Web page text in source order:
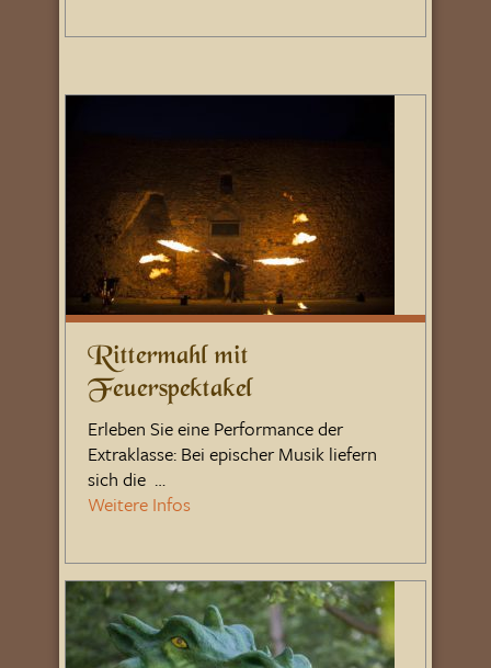
Rittermahl mit
Feuerspektakel
Erleben Sie eine Performance der
Extraklasse: Bei epischer Musik liefern
sich die …
Weitere Infos